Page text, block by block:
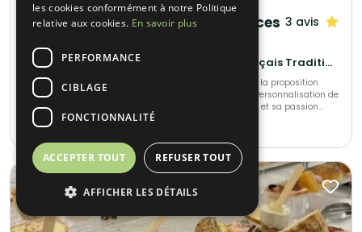
Cocktail Cocktail - Mets Tendances 3 avis
Gastronomique • Cuisine régionale • Français Traditionnel
Nous ferons tout pour le succès de votre réception avec la proposition
d’un vaste choix de buffets animés, cocktails à thème. Personnalisation de
votre événement unique. Notre chef met son expérience et sa passion
dans l’élaboration de votre événement, s’adaptant à chacun de vos
convives.
10-1000
les cookies conformément à notre Politique
relative aux cookies. En savoir plus
PERFORMANCE
CIBLAGE
FONCTIONNALITÉ
ACCEPTER TOUT REFUSER TOUT
AFFICHER LES DÉTAILS